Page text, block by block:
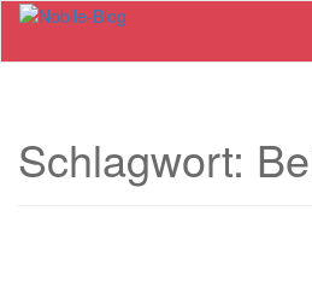
Skip
main
Schlagwort: